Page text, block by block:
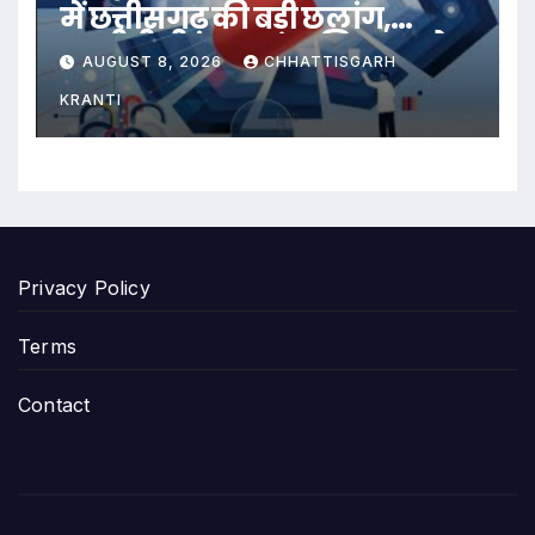
में छत्तीसगढ़ की बड़ी छलांग,
एचपीवी टीकाकरण अभियान को
मिल रहा व्यापक जनसमर्थन
AUGUST 8, 2026 CHHATTISGARH
KRANTI
Privacy Policy
Terms
Contact